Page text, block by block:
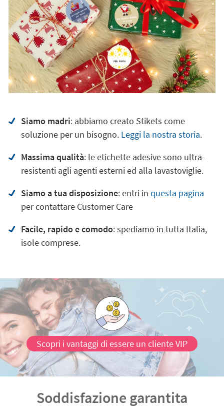
Siamo madri: abbiamo creato Stikets come
soluzione per un bisogno. Leggi la nostra storia.
Massima qualità: le etichette adesive sono ultra-
resistenti agli agenti esterni ed alla lavastoviglie.
Siamo a tua disposizione: entri in questa pagina
per contattare Customer Care
Facile, rapido e comodo: spediamo in tutta Italia,
isole comprese.
Scopri i vantaggi di essere un cliente VIP
Soddisfazione garantita